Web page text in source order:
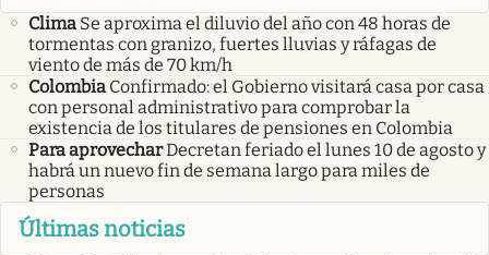
Clima Se aproxima el diluvio del año con 48 horas de
tormentas con granizo, fuertes lluvias y ráfagas de
viento de más de 70 km/h
Colombia Confirmado: el Gobierno visitará casa por casa
con personal administrativo para comprobar la
existencia de los titulares de pensiones en Colombia
Para aprovecharDecretan feriado el lunes 10 de agosto y
habrá un nuevo fin de semana largo para miles de
personas
Últimas noticias